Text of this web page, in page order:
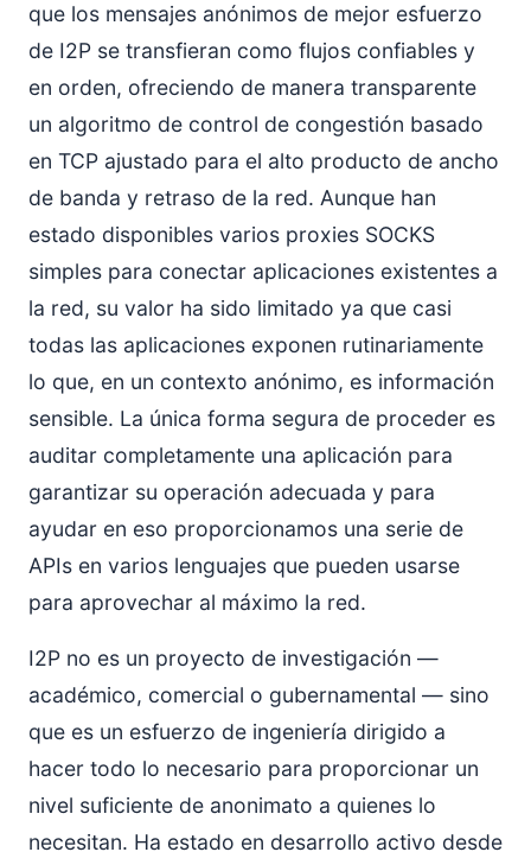
que los mensajes anónimos de mejor esfuerzo
de I2P se transfieran como flujos confiables y
en orden, ofreciendo de manera transparente
un algoritmo de control de congestión basado
en TCP ajustado para el alto producto de ancho
de banda y retraso de la red. Aunque han
estado disponibles varios proxies SOCKS
simples para conectar aplicaciones existentes a
la red, su valor ha sido limitado ya que casi
todas las aplicaciones exponen rutinariamente
lo que, en un contexto anónimo, es información
sensible. La única forma segura de proceder es
auditar completamente una aplicación para
garantizar su operación adecuada y para
ayudar en eso proporcionamos una serie de
APIs en varios lenguajes que pueden usarse
para aprovechar al máximo la red.
I2P no es un proyecto de investigación —
académico, comercial o gubernamental — sino
que es un esfuerzo de ingeniería dirigido a
hacer todo lo necesario para proporcionar un
nivel suficiente de anonimato a quienes lo
necesitan. Ha estado en desarrollo activo desde